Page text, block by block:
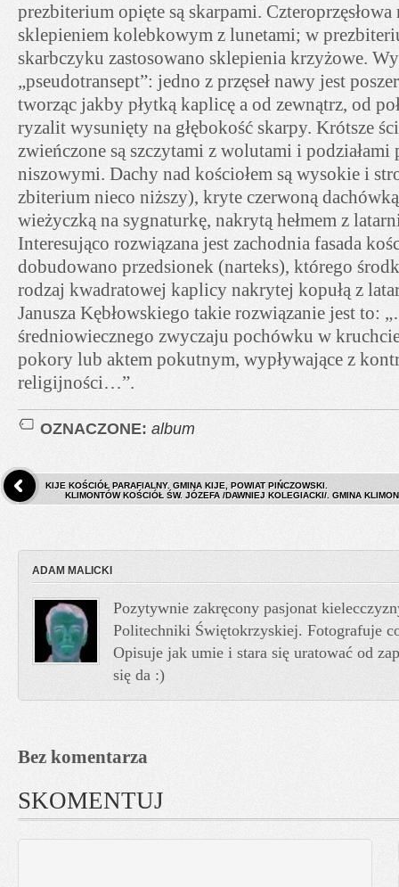
prezbiterium opięte są skarpami.
sklepieniem kolebkowym z lunetami; w
skarbczyku zastosowano sklepienia krzyżowe.
„pseudotransept”: jedno z przęseł nawy jest
tworząc jakby płytką kaplicę a od zewnątrz, od
ryzalit wysunięty na głębokość skarpy. Krótsze
zwieńczone są szczytami z wolutami i
niszowymi. Dachy nad kościołem są wysokie i
zbiterium nieco niższy), kryte czerwoną
wieżyczką na sygnaturkę, nakrytą hełmem z
Interesująco rozwiązana jest zachodnia fasada
dobudowano przedsionek (narteks), którego
rodzaj kwadratowej kaplicy nakrytej kopułą z
Janusza Kębłowskiego takie rozwiązanie jest to:
średniowiecznego zwyczaju pochówku w
pokory lub aktem pokutnym, wypływające z
religijności…”.
OZNACZONE: album
KIJE KOŚCIÓŁ PARAFIALNY. GMINA KIJE, POWIAT PIŃCZOWSKI.
KLIMONTÓW KOŚCIÓŁ ŚW. JÓZEFA /DAWNIEJ KOLEGIACKI/. GMINA
ADAM MALICKI
Pozytywnie zakręcony pasjonat
Politechniki Świętokrzyskiej. Fotografuje
Opisuje jak umie i stara się uratować od
się da :)
Bez komentarza
SKOMENTUJ